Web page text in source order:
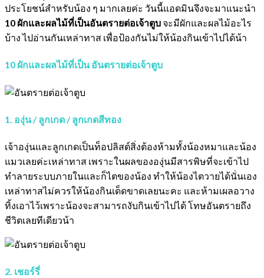
ประโยชน์สำหรับน้อง ๆ มากเลยค่ะ วันนี้แอดมินจึงจะมาแนะนำ
10 ผักและผลไม้ที่เป็นอันตรายต่อเจ้าตูบ จะมีผักและผลไม้อะไร
บ้าง ไปอ่านกันเหล่าทาส เพื่อป้องกันไม่ให้น้องกินเข้าไปได้น้า
10 ผักและผลไม้ที่เป็น อันตรายต่อเจ้าตูบ
1. องุ่น / ลูกเกด / ลูกเกดสีทอง
เจ้าองุ่นและลูกเกดเป็นท็อปลิสต์สิ่งต้องห้ามทั้งน้องหมาและน้อง
แมวเลยค่ะเหล่าทาส เพราะในผลขององุ่นมีสารพิษที่จะเข้าไป
ทำลายระบบภายในและก็ไตของน้อง ทำให้น้องไตวายได้นั่นเอง
เหล่าทาสไม่ควรให้น้องกินเด็ดขาดเลยนะคะ และห้ามเผลอวาง
ทิ้งเอาไว้เพราะน้องจะสามารถงับกินเข้าไปได้ โทษอันตรายถึง
ชีวิตเลยทีเดียวน้า
2. เชอร์รี่